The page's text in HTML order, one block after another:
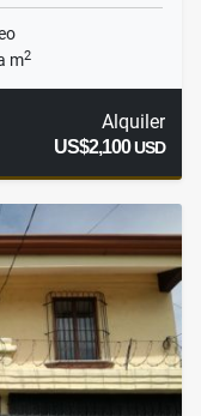
m2
Alquiler
US$2,100USD